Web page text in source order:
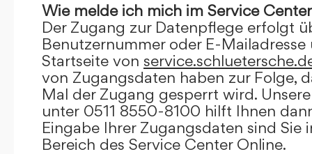
Wie melde ich mich im Service
Der Zugang zur Datenpflege erfolgt
Benutzernummer oder E-
Startseite von
von Zugangsdaten haben zur Folge,
Mal der Zugang gesperrt wird.
unter 0511 8550-8100 hilft Ihnen
Eingabe Ihrer Zugangsdaten sind Sie
Bereich des Service Center Online.